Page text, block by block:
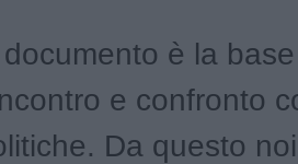
è la
e confronto
Da questo